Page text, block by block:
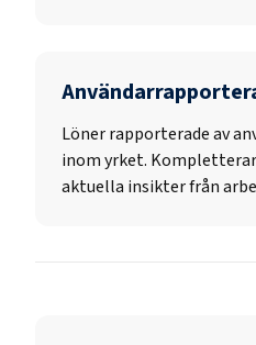
Löner rapporterade av
inom yrket. Kompletterar
aktuella insikter från